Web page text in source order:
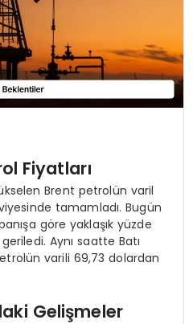
Fiyatları
Brent petrolün varil
tamamladı. Bugün
göre yaklaşık yüzde
Aynı saatte Batı
varili 69,73 dolardan
Gelişmeler